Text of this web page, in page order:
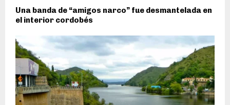
Una banda de “amigos narco” fue desmantelada en
el interior cordobés